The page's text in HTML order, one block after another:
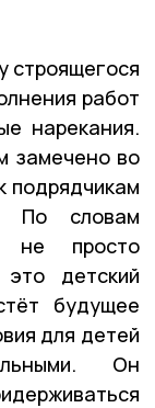
строящегося
работ
нарекания.
замечено во
подрядчикам
По словам
не просто
это детский
будущее
для детей
Он